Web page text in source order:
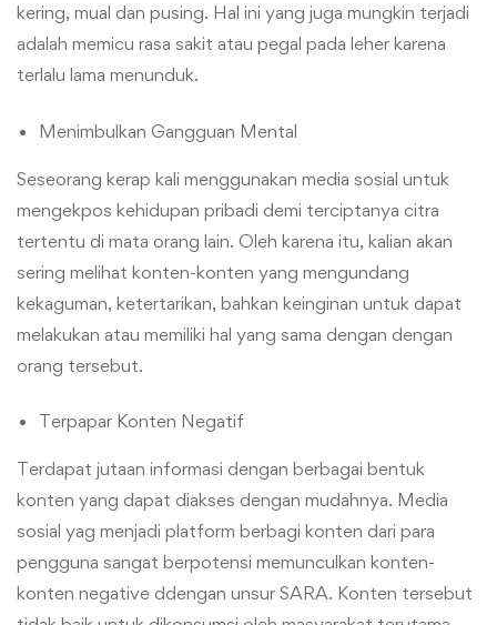
kering, mual dan pusing. Hal ini yang juga mungkin terjadi
adalah memicu rasa sakit atau pegal pada leher karena
terlalu lama menunduk.
Menimbulkan Gangguan Mental
Seseorang kerap kali menggunakan media sosial untuk
mengekpos kehidupan pribadi demi terciptanya citra
tertentu di mata orang lain. Oleh karena itu, kalian akan
sering melihat konten-konten yang mengundang
kekaguman, ketertarikan, bahkan keinginan untuk dapat
melakukan atau memiliki hal yang sama dengan dengan
orang tersebut.
Terpapar Konten Negatif
Terdapat jutaan informasi dengan berbagai bentuk
konten yang dapat diakses dengan mudahnya. Media
sosial yag menjadi platform berbagi konten dari para
pengguna sangat berpotensi memunculkan konten-
konten negative ddengan unsur SARA. Konten tersebut